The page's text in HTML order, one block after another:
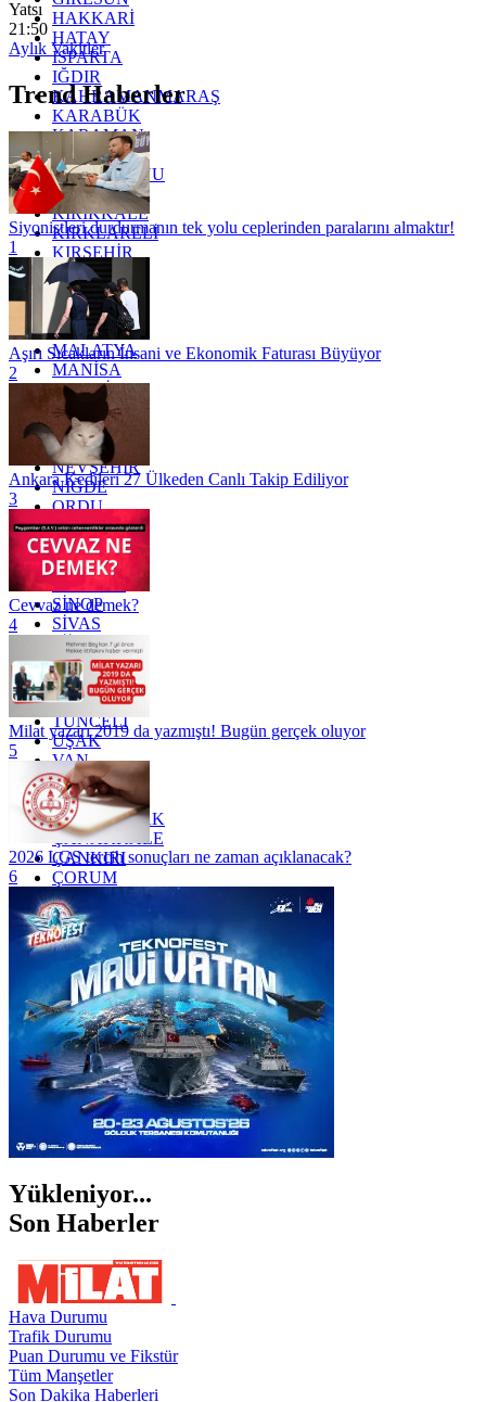
HAKKARİ
HATAY
ISPARTA
IĞDIR
KAHRAMANMARAŞ
KARABÜK
KARAMAN
KARS
KASTAMONU
KAYSERİ
KIRIKKALE
KIRKLARELİ
KIRŞEHİR
KOCAELİ
KONYA
KÜTAHYA
KİLİS
MALATYA
MANİSA
MARDİN
MERSİN
MUĞLA
MUŞ
NEVŞEHİR
NİĞDE
ORDU
OSMANİYE
RİZE
SAKARYA
SAMSUN
SİNOP
SİVAS
SİİRT
TEKİRDAĞ
TOKAT
TRABZON
TUNCELİ
UŞAK
VAN
YALOVA
YOZGAT
ZONGULDAK
ÇANAKKALE
ÇANKIRI
ÇORUM
İSTANBUL
İZMİR
ŞANLIURFA
ŞIRNAK
Yatsı
21:50
Aylık Vakitler
Trend Haberler
Siyonistleri durdurmanın tek yolu ceplerinden paralarını almaktır!
1
Aşırı Sıcakların İnsani ve Ekonomik Faturası Büyüyor
2
Ankara Kedileri 27 Ülkeden Canlı Takip Ediliyor
3
Cevvaz ne demek?
4
Milat yazarı 2019 da yazmıştı! Bugün gerçek oluyor
5
2026 LGS tercih sonuçları ne zaman açıklanacak?
6
Yükleniyor...
Son Haberler
Hava Durumu
Trafik Durumu
Puan Durumu ve Fikstür
Tüm Manşetler
Son Dakika Haberleri